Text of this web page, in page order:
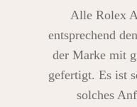
Alle Rolex
entsprechend
der Marke mit
gefertigt. Es ist
solches